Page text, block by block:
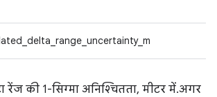
रेंज की 1-सिग्मा अनिश्चितता, मीटर में. अगर